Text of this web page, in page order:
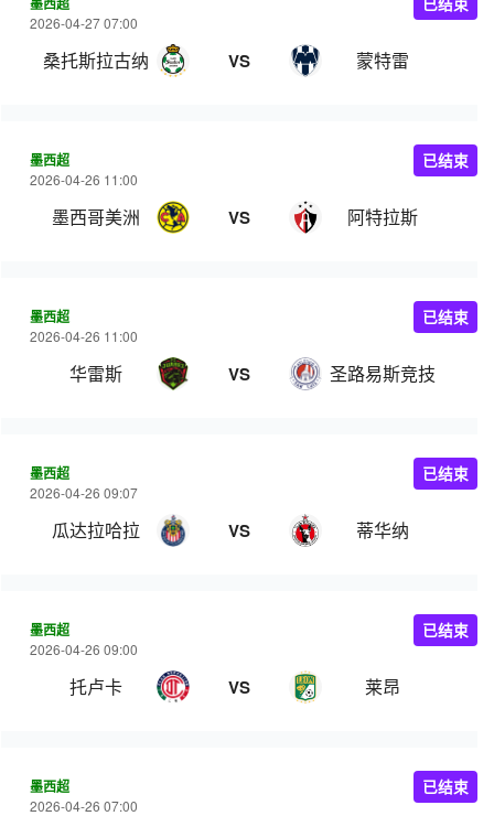
2026-04-27 07:00
桑托斯拉古纳 VS 蒙特雷
墨西超
2026-04-26 11:00
墨西哥美洲 VS 阿特拉斯
已结束
墨西超
2026-04-26 11:00
华雷斯 VS 圣路易斯竞技
已结束
墨西超
2026-04-26 09:07
瓜达拉哈拉 VS 蒂华纳
已结束
墨西超
2026-04-26 09:00
托卢卡 VS 莱昂
已结束
墨西超
2026-04-26 07:00
已结束